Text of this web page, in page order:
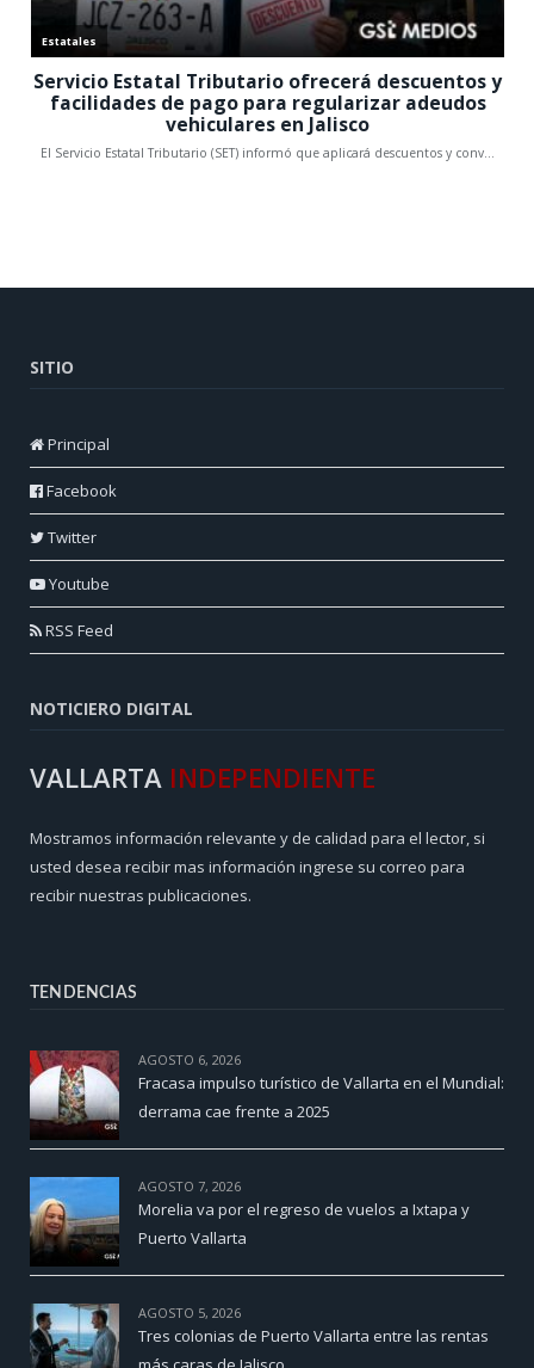
SITIO
Principal
Facebook
Twitter
Youtube
RSS Feed
NOTICIERO DIGITAL
VALLARTA INDEPENDIENTE
Mostramos información relevante y de calidad para el lector, si
usted desea recibir mas información ingrese su correo para
recibir nuestras publicaciones.
TENDENCIAS
AGOSTO 6, 2026
Fracasa impulso turístico de Vallarta en el Mundial:
derrama cae frente a 2025
AGOSTO 7, 2026
Morelia va por el regreso de vuelos a Ixtapa y
Puerto Vallarta
AGOSTO 5, 2026
Tres colonias de Puerto Vallarta entre las rentas